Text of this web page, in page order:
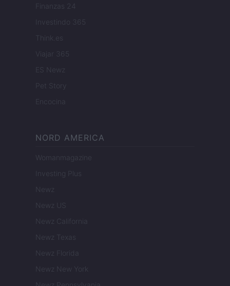
Finanzas 24
Investindo 365
Think.es
Viajar 365
ES Newz
Pet Story
Encocina
NORD AMERICA
Womanmagazine
Investing Plus
Newz
Newz US
Newz California
Newz Texas
Newz Florida
Newz New York